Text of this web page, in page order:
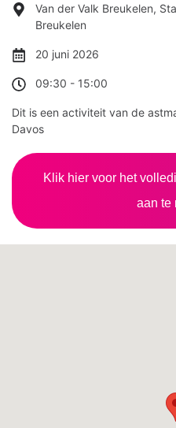
Van der Valk Breukelen,
Breukelen
20 juni 2026
09:30 - 15:00
Dit is een activiteit van de
Davos
Klik hier voor het
aan te